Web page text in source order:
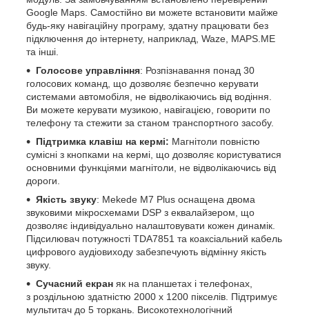
Google Maps. Самостійно ви можете встановити майже
будь-яку навігаційну програму, здатну працювати без
підключення до інтернету, наприклад, Waze, MAPS.ME
та інші.
Голосове управління: Розпізнавання понад 30
голосових команд, що дозволяє безпечно керувати
системами автомобіля, не відволікаючись від водіння.
Ви можете керувати музикою, навігацією, говорити по
телефону та стежити за станом транспортного засобу.
Підтримка клавіш на кермі: Магнітоли повністю
сумісні з кнопками на кермі, що дозволяє користуватися
основними функціями магнітоли, не відволікаючись від
дороги.
Якість звуку: Mekede M7 Plus оснащена двома
звуковими мікросхемами DSP з еквалайзером, що
дозволяє індивідуально налаштовувати кожен динамік.
Підсилювач потужності TDA7851 та коаксіальний кабель
цифрового аудіовиходу забезпечують відмінну якість
звуку.
Сучасний екран як на планшетах і телефонах,
з роздільною здатністю 2000 х 1200 пікселів. Підтримує
мультитач до 5 торкань. Високотехнологічний